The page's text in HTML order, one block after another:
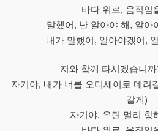
바다 위로, 움직임
말했어, 난 알아야 해, 알아
내가 말했어, 알아야겠어,
저와 함께 타시겠습니
자기야, 내가 너를 오디세이로 데려
갈게)
자기야, 우린 멀리 항